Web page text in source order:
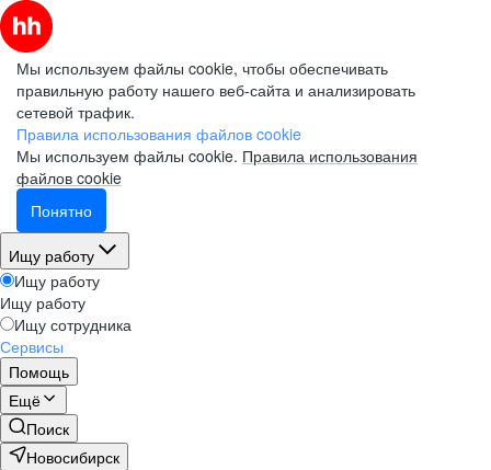
Мы используем файлы cookie, чтобы обеспечивать
правильную работу нашего веб-сайта и анализировать
сетевой трафик.
Правила использования файлов cookie
Мы используем файлы cookie. Правила использования
файлов cookie
Понятно
Ищу работу
Ищу работу
Ищу работу
Ищу сотрудника
Сервисы
Помощь
Ещё
Поиск
Новосибирск